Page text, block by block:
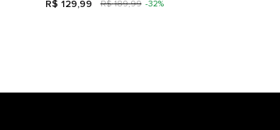
R$ 129,99 R$ 189,99 -32%